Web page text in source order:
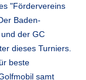
"Fördervereins
Baden-
der GC
dieses Turniers.
beste
samt